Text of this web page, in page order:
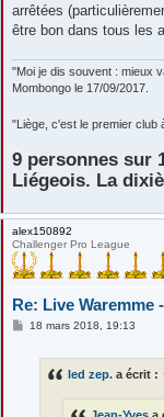
arrêtées
être bon dans tous les
"Moi je dis souvent : mieux
Mombongo le 17/09/2017.
"Liège, c'est le premier club
9 personnes sur
Liégeois. La
alex150892
Challenger Pro League
Re: Live Waremme
M18 mars 2018, 19:13
led zep. a écrit :